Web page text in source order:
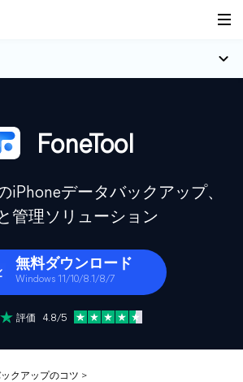
FoneTool
iPhoneデータバックアップ、
管理ソリューション
無料ダウンロード
Windows 11/10/8.1/8/7
評価 4.8/5
クアップのコツ >